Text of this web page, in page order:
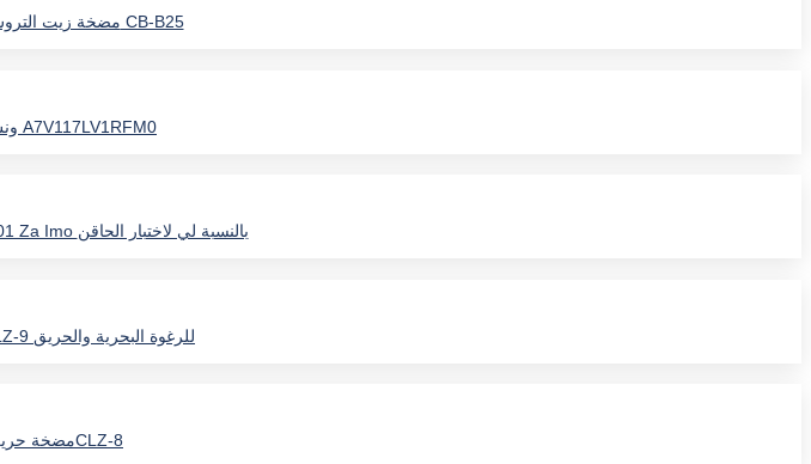
مضخة زيت التروس ذات الضغط المنخفض CB-B25
ونش مضخة هيدروليكية A7V117LV1RFM0
مضخة تشونجوينج هونغجيانغ HJ 301 Za Imo بالنسبة لي لاختبار الحاقن
مضخة ZHENHUA 125CLZ-9 للرغوة البحرية والحريق
مضخة حريق الطوارئ 100CLZ-8